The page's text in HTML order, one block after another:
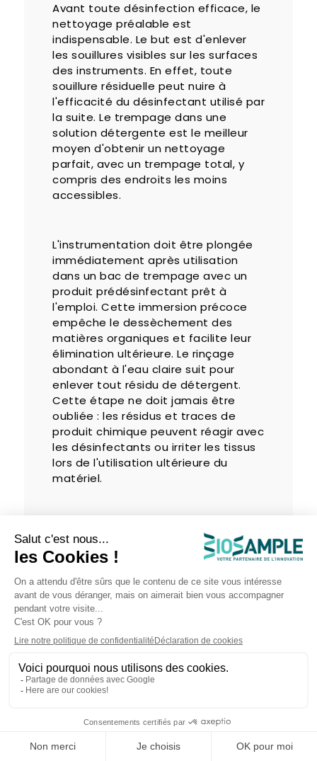
Avant toute désinfection efficace, le
nettoyage préalable est
indispensable. Le but est d'enlever
les souillures visibles sur les surfaces
des instruments. En effet, toute
souillure résiduelle peut nuire à
l'efficacité du désinfectant utilisé par
la suite. Le trempage dans une
solution détergente est le meilleur
moyen d'obtenir un nettoyage
parfait, avec un trempage total, y
compris des endroits les moins
accessibles.
L'instrumentation doit être plongée
immédiatement après utilisation
dans un bac de trempage avec un
produit prédésinfectant prêt à
l'emploi. Cette immersion précoce
empêche le dessèchement des
matières organiques et facilite leur
élimination ultérieure. Le rinçage
abondant à l'eau claire suit pour
enlever tout résidu de détergent.
Cette étape ne doit jamais être
oubliée : les résidus et traces de
produit chimique peuvent réagir avec
les désinfectants ou irriter les tissus
lors de l'utilisation ultérieure du
matériel.
Choisir les
produits
adaptés à
chaque
situation
répond aux différents besoins des